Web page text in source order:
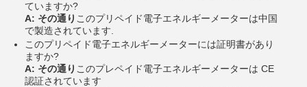
ていますか?
A: その通り このプリペイド電子エネルギーメーターは中国
で製造されています.
このプリペイド電子エネルギーメーターには証明書があり
ますか?
A: その通り このプレペイド電子エネルギーメーターは CE
認証されています